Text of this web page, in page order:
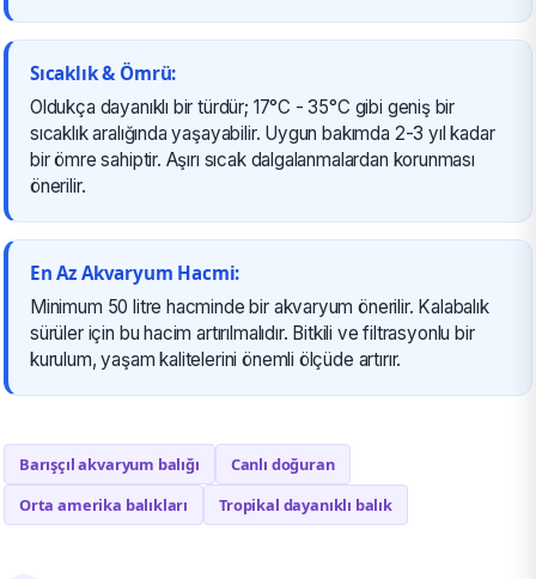
Sıcaklık & Ömrü:
Oldukça dayanıklı bir türdür; 17°C - 35°C gibi geniş bir
sıcaklık aralığında yaşayabilir. Uygun bakımda 2-3 yıl kadar
bir ömre sahiptir. Aşırı sıcak dalgalanmalardan korunması
önerilir.
En Az Akvaryum Hacmi:
Minimum 50 litre hacminde bir akvaryum önerilir. Kalabalık
sürüler için bu hacim artırılmalıdır. Bitkili ve filtrasyonlu bir
kurulum, yaşam kalitelerini önemli ölçüde artırır.
Barışçıl akvaryum balığı
Canlı doğuran
Orta amerika balıkları
Tropikal dayanıklı balık